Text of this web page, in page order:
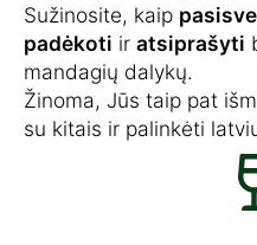
Sužinosite, kaip
padėkoti ir atsiprašyti
mandagių dalykų.
Žinoma, Jūs taip pat
su kitais ir palinkėti